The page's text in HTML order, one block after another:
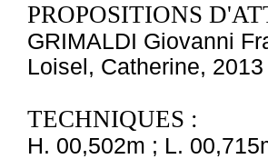
PROPOSITIONS
GRIMALDI Giovanni
Loisel, Catherine, 2013
TECHNIQUES :
H. 00,502m ; L.